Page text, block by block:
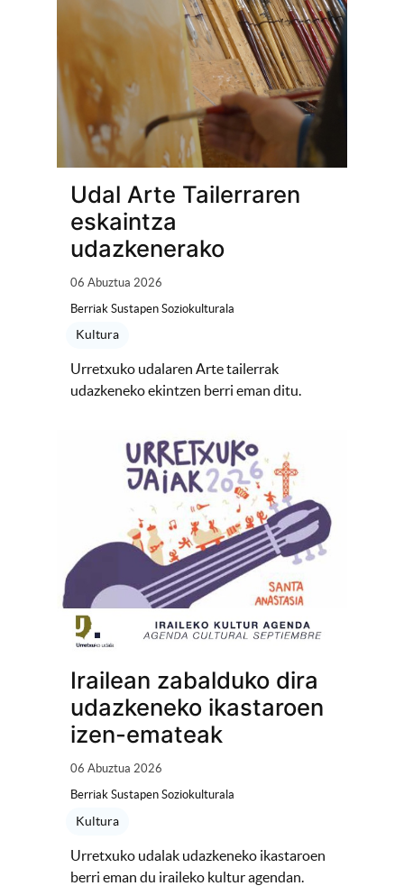
Udal Arte Tailerraren
eskaintza
udazkenerako
06 Abuztua 2026
Berriak Sustapen Soziokulturala
Kultura
Urretxuko udalaren Arte tailerrak
udazkeneko ekintzen berri eman ditu.
Irailean zabalduko dira
udazkeneko ikastaroen
izen-emateak
06 Abuztua 2026
Berriak Sustapen Soziokulturala
Kultura
Urretxuko udalak udazkeneko ikastaroen
berri eman du iraileko kultur agendan.